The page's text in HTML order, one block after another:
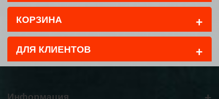
КОРЗИНА +
ДЛЯ КЛИЕНТОВ +
Информация